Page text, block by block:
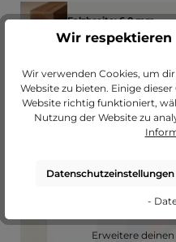
Falzbreite: 6,0 mm
Wie weit der Rahmen
Passendes
Erweitere
Wir respektieren
Wir verwenden Cookies, um
Website zu bieten. Einige
Website richtig funktioniert,
Nutzung der Website zu
Datenschutzeinstellungen
-